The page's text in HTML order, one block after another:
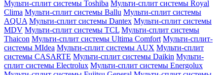
Мульти-сплит системы Toshiba Мульти-сплит системы Royal
Clima Мульти-сплит системы Ballu Мульти-сплит системы
AQUA Мульти-сплит системы Dantex Мульти-сплит системы
MDV Мульти-сплит системы TCL Мульти-сплит системы
Thaicon Мульти-сплит системы Ultima Comfort Мульти-сплит-
системы MIdea Мульти-сплит системы AUX Мульти-сплит
системы CASARTE Мульти-сплит системы Daikin Мульти-
сплит системы Electrolux Мульти-сплит системы Energolux